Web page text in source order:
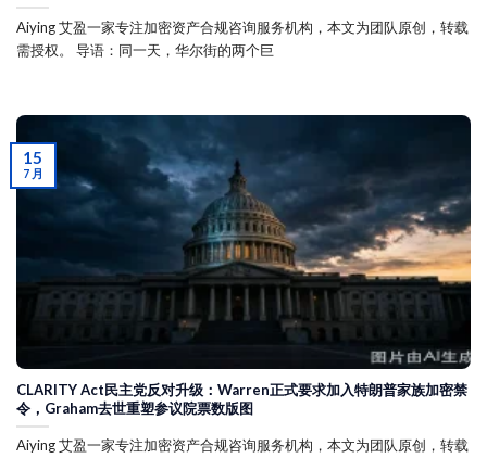
Aiying 艾盈一家专注加密资产合规咨询服务机构，本文为团队原创，转载
需授权。 导语：同一天，华尔街的两个巨
CLARITY Act民主党反对升级：Warren正式要求加入特朗普家族加密禁
令，Graham去世重塑参议院票数版图
Aiying 艾盈一家专注加密资产合规咨询服务机构，本文为团队原创，转载
15
7 月